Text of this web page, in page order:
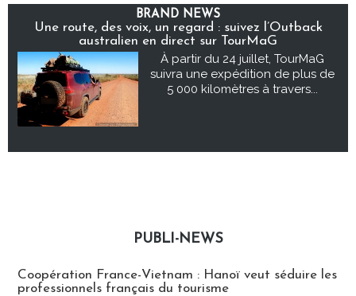
BRAND NEWS
Une route, des voix, un regard : suivez l’Outback
australien en direct sur TourMaG
À partir du 24 juillet, TourMaG
suivra une expédition de plus de
5 000 kilomètres à travers...
PUBLI-NEWS
Coopération France-Vietnam : Hanoï veut séduire les
professionnels français du tourisme